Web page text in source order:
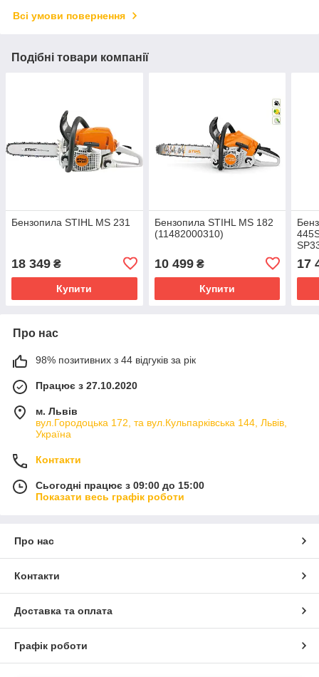
Всі умови повернення
Подібні товари компанії
Бензопила STIHL MS 231
18 349 ₴
Купити
Бензопила STIHL MS 182
(11482000310)
10 499₴
Купити
17
Про нас
98% позитивних з 44 відгуків за рік
Працює з 27.10.2020
м. Львів
вул.Городоцька 172, та вул.Кульпарківська 144, Львів,
Україна
Контакти
Сьогодні працює з 09:00 до 15:00
Показати весь графік роботи
Про нас
Контакти
Доставка та оплата
Графік роботи